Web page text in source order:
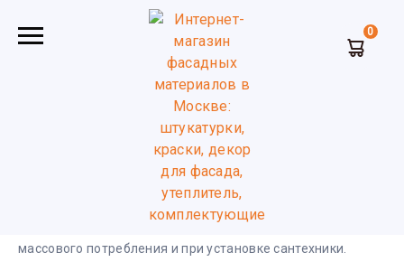
0
Инструменты
Герметизация межпанельных
швов, звуко- и теплоизоляция при монтаже оконных и
дверных рам, маскировка стыков в производстве товаров
массового потребления и при установке сантехники.